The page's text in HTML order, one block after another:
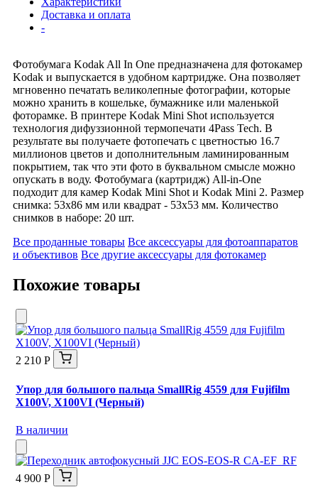
Доставка и оплата
-
Фотобумага Kodak All In One предназначена для фотокамер
Kodak и выпускается в удобном картридже. Она позволяет
мгновенно печатать великолепные фотографии, которые
можно хранить в кошельке, бумажнике или маленькой
фоторамке. В принтере Kodak Mini Shot используется
технология дифуззионной термопечати 4Pass Tech. В
результате вы получаете фотопечать с цветностью 16.7
миллионов цветов и дополнительным ламинированным
покрытием, так что эти фото в буквальном смысле можно
опускать в воду. Фотобумага (картридж) All-in-One
подходит для камер Kodak Mini Shot и Kodak Mini 2. Размер
снимка: 53x86 мм или квадрат - 53х53 мм. Количество
снимков в наборе: 20 шт.
Все проданные товары Все аксессуары для фотоаппаратов
и объективов Все другие аксессуары для фотокамер
Похожие товары
2 210 Р
Упор для большого пальца SmallRig 4559 для Fujifilm
X100V, X100VI (Черный)
В наличии
4 900 Р